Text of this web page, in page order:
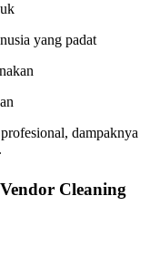
yang padat
dampaknya
Cleaning